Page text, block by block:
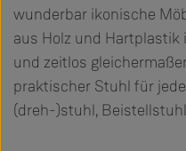
wunderbar ikonische
aus Holz und
und zeitlos
praktischer Stuhl für
(dreh-)stuhl,